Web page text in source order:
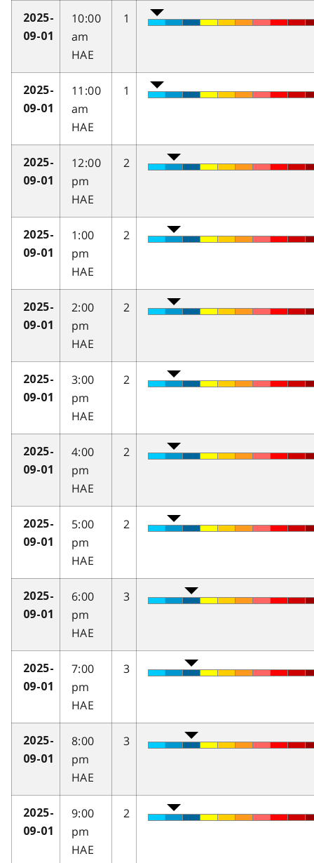
2025-
09-01
10:00
am
HAE
1
2025-
09-01
11:00
am
HAE
1
2025-
09-01
12:00
pm
HAE
2
2025-
09-01
1:00
pm
HAE
2
2025-
09-01
2:00
pm
HAE
2
2025-
09-01
3:00
pm
HAE
2
2025-
09-01
4:00
pm
HAE
2
2025-
09-01
5:00
pm
HAE
2
2025-
09-01
6:00
pm
HAE
3
2025-
09-01
7:00
pm
HAE
3
2025-
09-01
8:00
pm
HAE
3
2025-
09-01
9:00
pm
HAE
2